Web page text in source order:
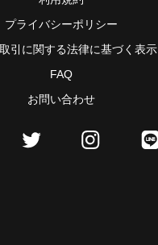
プライバシーポリシー
引に関する法律に基づく表示
FAQ
お問い合わせ